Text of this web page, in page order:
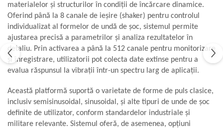
Termografie
materialelor și structurilor în condiții de încărcare dinamice.
Oferind până la 8 canale de ieșire (shaker) pentru controlul
individualizat al formelor de undă de șoc, sistemul permite
ajustarea precisă a parametrilor și analiza rezultatelor în
detaliu. Prin activarea a până la 512 canale pentru monitorizare
și înregistrare, utilizatorii pot colecta date extinse pentru a
evalua răspunsul la vibrații într-un spectru larg de aplicații.
Această platformă suportă o varietate de forme de puls clasice,
inclusiv semisinusoidal, sinusoidal, și alte tipuri de unde de șoc
definite de utilizator, conform standardelor industriale și
militare relevante. Sistemul oferă, de asemenea, opțiuni